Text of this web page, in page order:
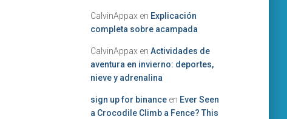
CalvinAppaxen Explicación
completa sobre acampada
CalvinAppaxen Actividades de
aventura en invierno: deportes,
nieve y adrenalina
sign up for binanceen Ever Seen
a Crocodile Climb a Fence? This